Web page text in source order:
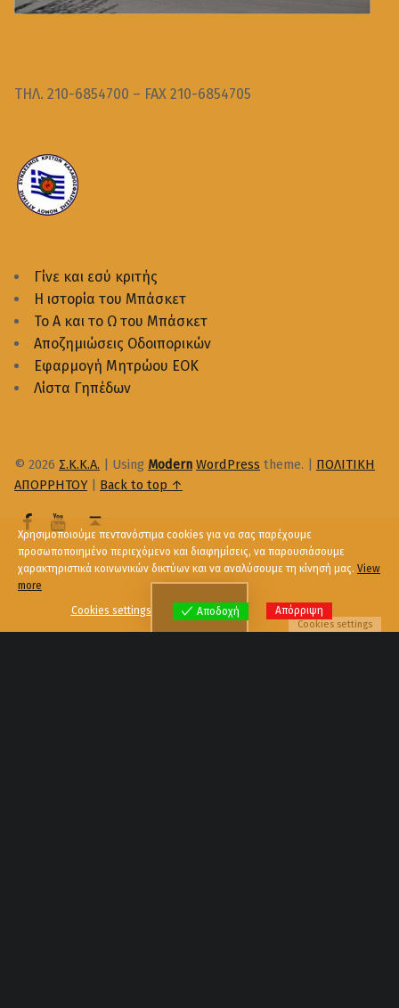
Menu
ΤΗΛ. 210-6854700 – FAX 210-6854705
Γίνε και εσύ κριτής
Η ιστορία του Μπάσκετ
Το Α και το Ω του Μπάσκετ
Αποζημιώσεις Οδοιπορικών
Εφαρμογή Μητρώου ΕΟΚ
Λίστα Γηπέδων
© 2026 Σ.Κ.Κ.Α. | Using Modern WordPress theme. | ΠΟΛΙΤΙΚΗ
ΑΠΟΡΡΗΤΟΥ | Back to top ↑
Χρησιμοποιούμε πεντανόστιμα cookies για να σας παρέχουμε
προσωποποιημένο περιεχόμενο και διαφημίσεις, να παρουσιάσουμε
χαρακτηριστικά κοινωνικών δικτύων και να αναλύσουμε τη κίνησή μας. View
more
Cookies settings
Αποδοχή Απόρριψη
Cookies settings